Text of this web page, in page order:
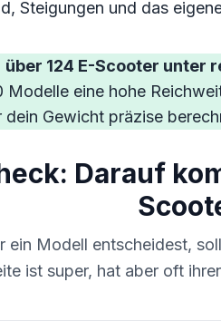
Steigungen und das
über 124 E-Scooter unter
Modelle eine hohe
dein Gewicht präzise
Darauf
ein Modell entscheidest,
ist super, hat aber oft